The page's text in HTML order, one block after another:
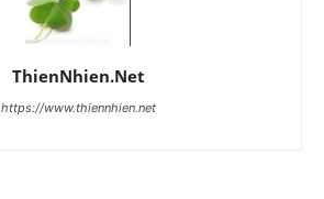
ThienNhien.Net
https://www.thiennhien.net